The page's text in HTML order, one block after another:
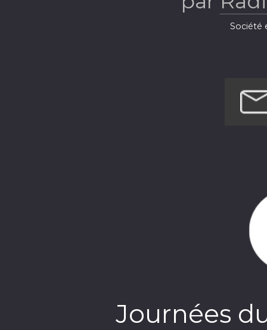
Société
Journées